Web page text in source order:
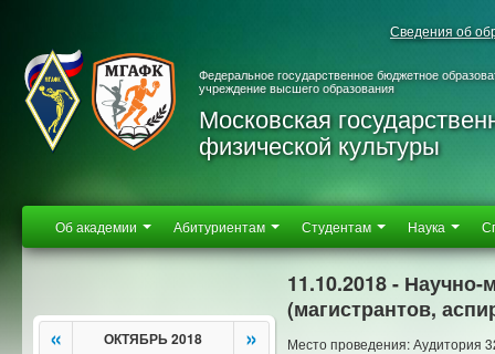
Сведения об
Федеральное государственное бюджетное
учреждение высшего образования
Московская
физической культуры
Об академии Абитуриентам Студентам Наука
« ОКТЯБРЬ 2018 »
11.10.2018 -
(магистрантов,
Место проведения: Аудитория